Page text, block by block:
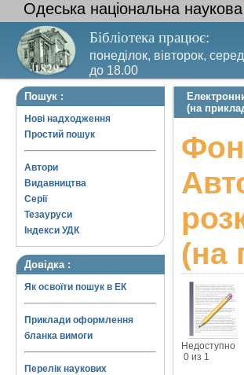
Одеська національна наукова
Бібліотека працює:
понеділок, вівторок,
до 18.00
Вихідний день –
Пошук :
Нові надходження
Простий пошук
Автори
Видавництва
Серії
Тезауруси
Індекси УДК
Довідка :
Як освоїти пошук в ЕК
Приклади оформлення
бланка вимоги
Перелік наукових
(на
(на
Недоступно
0 из 1